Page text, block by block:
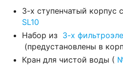
3-х ступенчатый корпус
SL10
Набор из 3-х
(предустановлены в
Кран для чистой воды (